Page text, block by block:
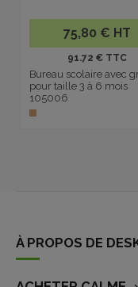
75,80 € HT
91.72 € TTC
Bureau scolaire avec
pour taille 3 à 6 mois
105006
À PROPOS DE